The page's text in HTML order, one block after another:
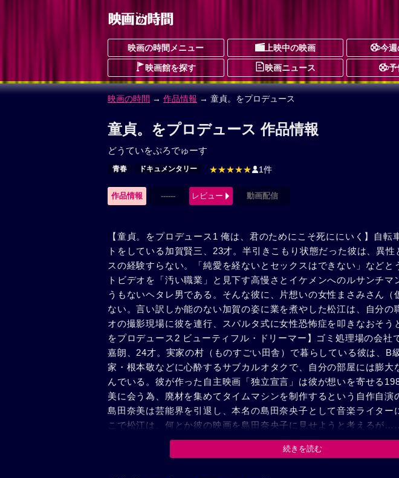
映画の時間メニュー 上映中の映画 今週
映画館を探す 映画ニュース 予
映画の時間 → 作品情報 → 童貞。をプロデュース
童貞。をプロデュース 作品情報
どうていをぷろでゅーす
青春 ドキュメンタリー ★★★★★ 1件
作品情報 ------ レビュー 動画配信
【童貞。をプロデュース1 俺は、君のためにこそ死ににいく】自転
トをしている加賀賢三、23才。半引きこもり状態だった彼は、異
スの経験すらない。「純愛を経ないとセックスはできない」などと
トビデオを「汚い職業」と見下す高慢さとイケメンへのルサンチマ
うもないヘタレ男である。そんな彼に、片想いの女性まさみさん（
ない。言い訳しか能のない加賀の姿に業を煮やした松江は、自分の
オの撮影現場に彼を連行、スパルタ式に女性恐怖症を叩きなおそ
をプロデュース2 ビューティフル・ドリーマー】ゴミ処理場の会社
嘉朗、24才。実家の村（ものすごい田舎）で暮らしている彼は、B
家・根本敬などに心酔するサブカルオタクで、自分の部屋には膨大
んでいる。彼が作った自主映画「独立宣言」は彼が想いを寄せる
美に会う為、廃材を集めてタイムマシンを制作するという自作自演
島田奈美は芸能界を引退し、本名の島田奈央子として音楽ライター
こで松江は、何とか彼の映画を島田奈央子に見せようと考えるが
続きを読む